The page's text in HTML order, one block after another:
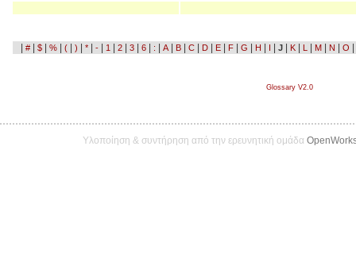
| #| $| %| (| ) | *| -| 1 | 2| 3| 6| : | A| B| C| D| E| F| G | H | I | J| K| L | M| N | O |
Glossary V2.0
Υλοποίηση & συντήρηση από την ερευνητική ομάδα